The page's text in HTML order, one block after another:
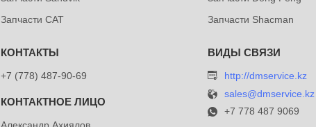
Запчасти CAT
Запчасти Shacman
+7 (778) 487-90-69
http://dmservice.kz
sales@dmservice.kz
+7 778 487 9069